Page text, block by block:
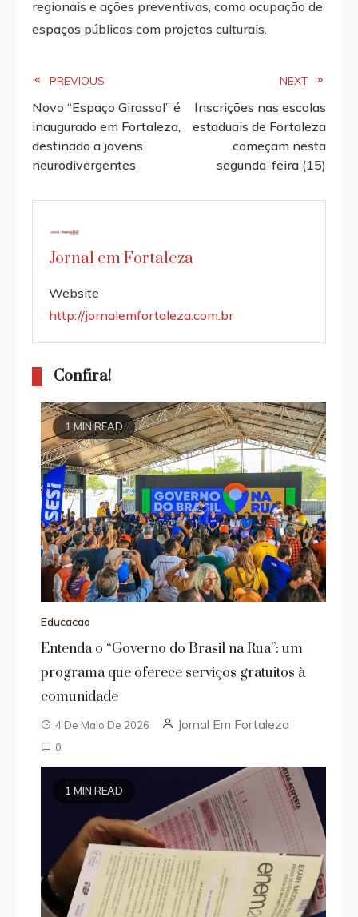
regionais e ações preventivas, como ocupação de
espaços públicos com projetos culturais.
Read
more
articles
PREVIOUS
Novo “Espaço Girassol” é
inaugurado em Fortaleza,
destinado a jovens
neurodivergentes
NEXT
Inscrições nas escolas
estaduais de Fortaleza
começam nesta
segunda-feira (15)
Jornal em Fortaleza
Website
http://jornalemfortaleza.com.br
Confira!
1 MIN READ
Educacao
Entenda o “Governo do Brasil na Rua”: um
programa que oferece serviços gratuitos à
comunidade
4 De Maio De 2026 Jornal Em Fortaleza
0
1 MIN READ